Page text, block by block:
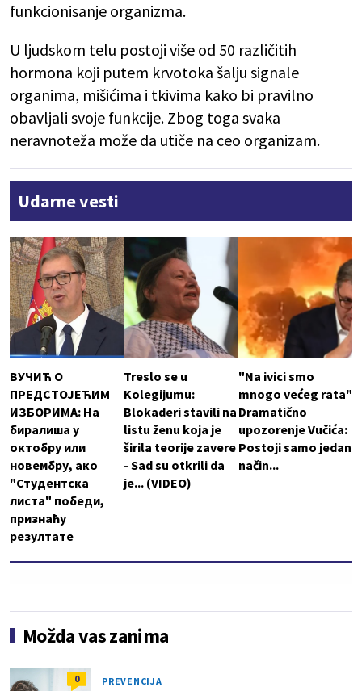
funkcionisanje organizma.
U ljudskom telu postoji više od 50 različitih
hormona koji putem krvotoka šalju signale
organima, mišićima i tkivima kako bi pravilno
obavljali svoje funkcije. Zbog toga svaka
neravnoteža može da utiče na ceo organizam.
Udarne vesti
ВУЧИЋ О
ПРЕДСТОЈЕЋИМ
ИЗБОРИМА: На
биралиша у
октобру или
новембру, ако
"Студентска
листа" победи,
признаћу
резултате
Treslo se u
Kolegijumu:
Blokaderi stavili na
listu ženu koja je
širila teorije zavere
- Sad su otkrili da
je... (VIDEO)
"Na ivici smo
mnogo većeg rata"
Dramatično
upozorenje Vučića:
Postoji samo jedan
način...
Možda vas zanima
0 PREVENCIJA